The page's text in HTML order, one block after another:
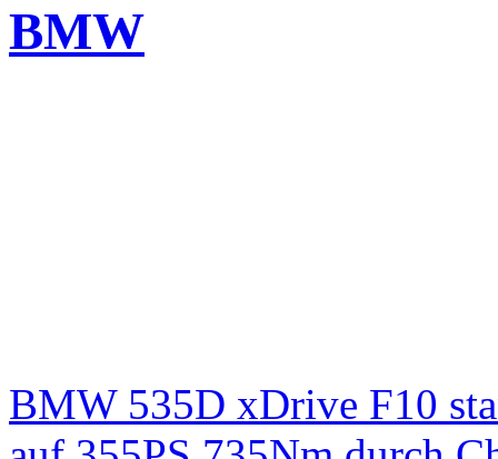
BMW
BMW 535D xDrive F10